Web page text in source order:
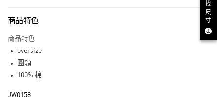
LINE Pay
商品特色
商品特色
oversize
圓領
100% 棉
JW0158
找
尺
寸